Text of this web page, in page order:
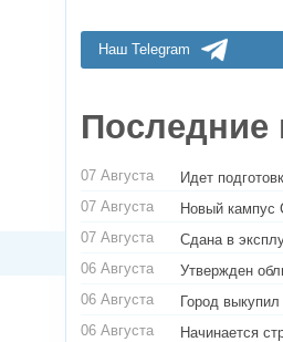
Наш Telegram
Последние
07 Августа
Идет
07 Августа
Новый кампус
07 Августа
Сдана в
06 Августа
Утвержден
06 Августа
Город
06 Августа
Начинается